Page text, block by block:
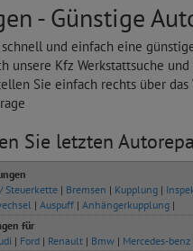
- Günstige
und einfach eine
unsere Kfz Werkstattsuche
Sie einfach rechts über
Sie letzten
Steuerkette| Bremsen | Kupplung|
| Auspuff| Anhängerkupplung|
für
| Ford| Renault| Bmw| Mercedes-benz